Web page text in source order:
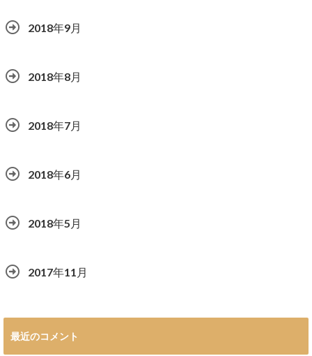
2018年9月
2018年8月
2018年7月
2018年6月
2018年5月
2017年11月
最近のコメント